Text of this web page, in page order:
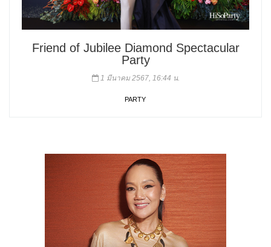
Friend of Jubilee Diamond Spectacular
Party
1 มีนาคม 2567, 16:44 น.
PARTY